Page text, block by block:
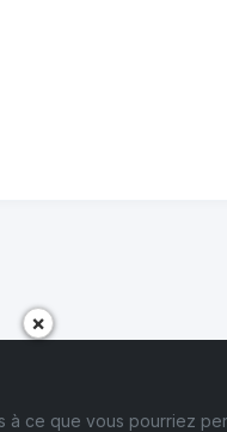
à ce que vous pourriez
×